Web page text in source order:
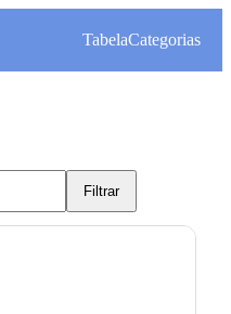
TabelaCategorias
Filtrar